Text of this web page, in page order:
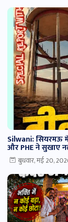
Silwani: सियरमऊ
और PHE ने सुखाए
बुधवार, मई 20,